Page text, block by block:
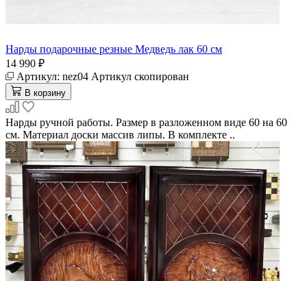
Нарды подарочные резные Медведь лак 60 см
14 990 ₽
Артикул: nez04 Артикул скопирован
В корзину
Нарды ручной работы. Размер в разложенном виде 60 на 60
см. Материал доски массив липы. В комплекте ..